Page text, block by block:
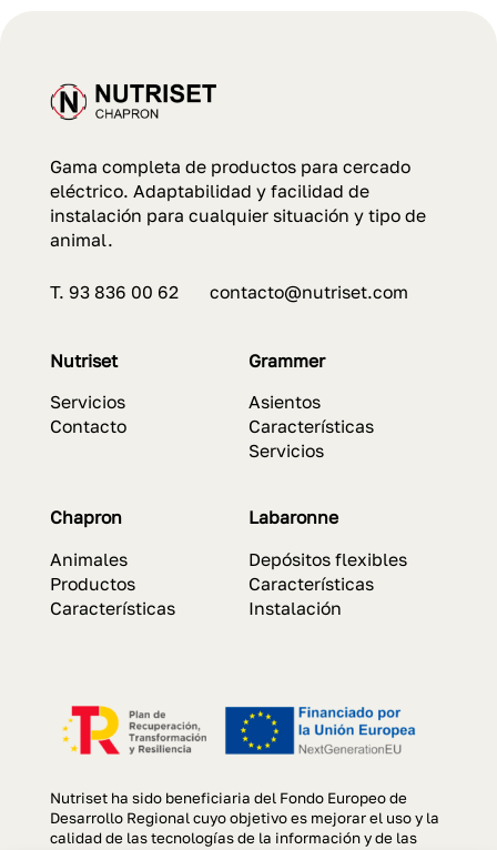
Gama completa de productos para cercado
eléctrico. Adaptabilidad y facilidad de
instalación para cualquier situación y tipo de
animal.
T. 93 836 00 62 contacto@nutriset.com
Nutriset
Servicios
Contacto
Grammer
Asientos
Características
Servicios
Chapron
Animales
Productos
Características
Labaronne
Depósitos flexibles
Características
Instalación
Nutriset ha sido beneficiaria del Fondo Europeo de
Desarrollo Regional cuyo objetivo es mejorar el uso y la
calidad de las tecnologías de la información y de las